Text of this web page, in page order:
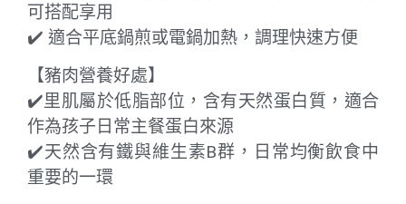
可搭配享用
✔️ 適合平底鍋煎或電鍋加熱，調理快速方便
【豬肉營養好處】
✔️里肌屬於低脂部位，含有天然蛋白質，適合
作為孩子日常主餐蛋白來源
✔️天然含有鐵與維生素B群，日常均衡飲食中
重要的一環